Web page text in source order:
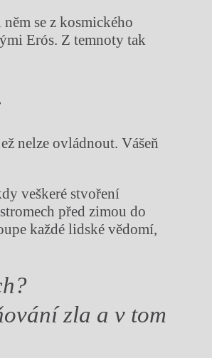
se z kosmického
Erós. Z temnoty tak
nelze ovládnout. Vášeň
veškeré stvoření
před zimou do
každé lidské vědomí,
zla a v tom